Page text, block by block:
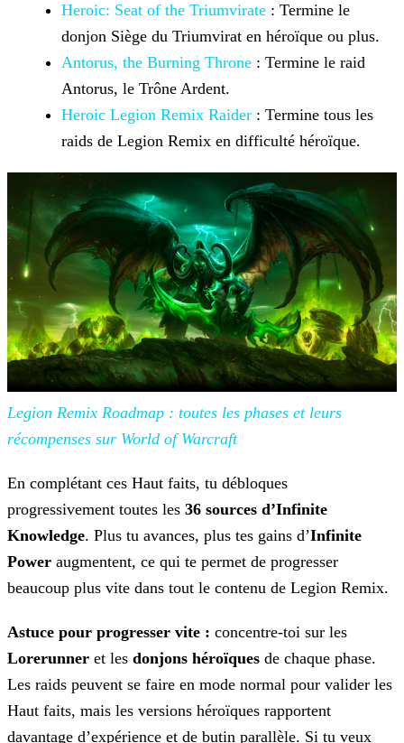
Heroic: Seat of the Triumvirate : Termine le
donjon Siège du Triumvirat en héroïque ou plus.
Antorus, the Burning Throne : Termine le raid
Antorus, le Trône Ardent.
Heroic Legion Remix Raider : Termine tous les
raids de Legion Remix en difficulté héroïque.
Legion Remix Roadmap : toutes les phases et leurs
récompenses sur World of Warcraft
En complétant ces Haut faits, tu débloques
progressivement toutes les 36 sources d’Infinite
Knowledge. Plus tu avances, plus tes gains d’Infinite
Power augmentent, ce qui te permet de progresser
beaucoup plus vite dans tout le contenu de Legion Remix.
Astuce pour progresser vite : concentre-toi sur les
Lorerunner et les donjons héroïques de chaque phase.
Les raids peuvent se faire en mode normal pour valider les
Haut faits, mais les versions héroïques rapportent
davantage d’expérience et de butin parallèle. Si tu veux